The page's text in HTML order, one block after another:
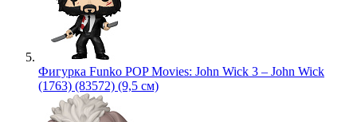
Фигурка Funko POP Movies: John Wick 3 – John Wick
(1763) (83572) (9,5 см)